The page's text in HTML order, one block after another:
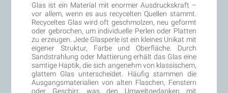
Glas ist ein Material mit enormer Ausdruckskraft –
vor allem, wenn es aus recycelten Quellen stammt.
Recyceltes Glas wird oft geschmolzen, neu geformt
oder gebrochen, um individuelle Perlen oder Platten
zu erzeugen. Jede Glasperle ist ein kleines Unikat mit
eigener Struktur, Farbe und Oberfläche. Durch
Sandstrahlung oder Mattierung erhält das Glas eine
samtige Haptik, die sich angenehm von klassischem,
glattem Glas unterscheidet. Häufig stammen die
Ausgangsmaterialien von alten Flaschen, Fenstern
oder Geschirr, was den Umweltgedanken mit